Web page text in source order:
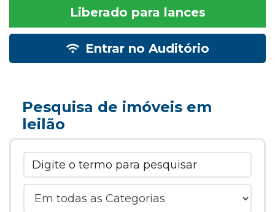
Liberado para lances
Entrar no Auditório
Pesquisa de imóveis em
leilão